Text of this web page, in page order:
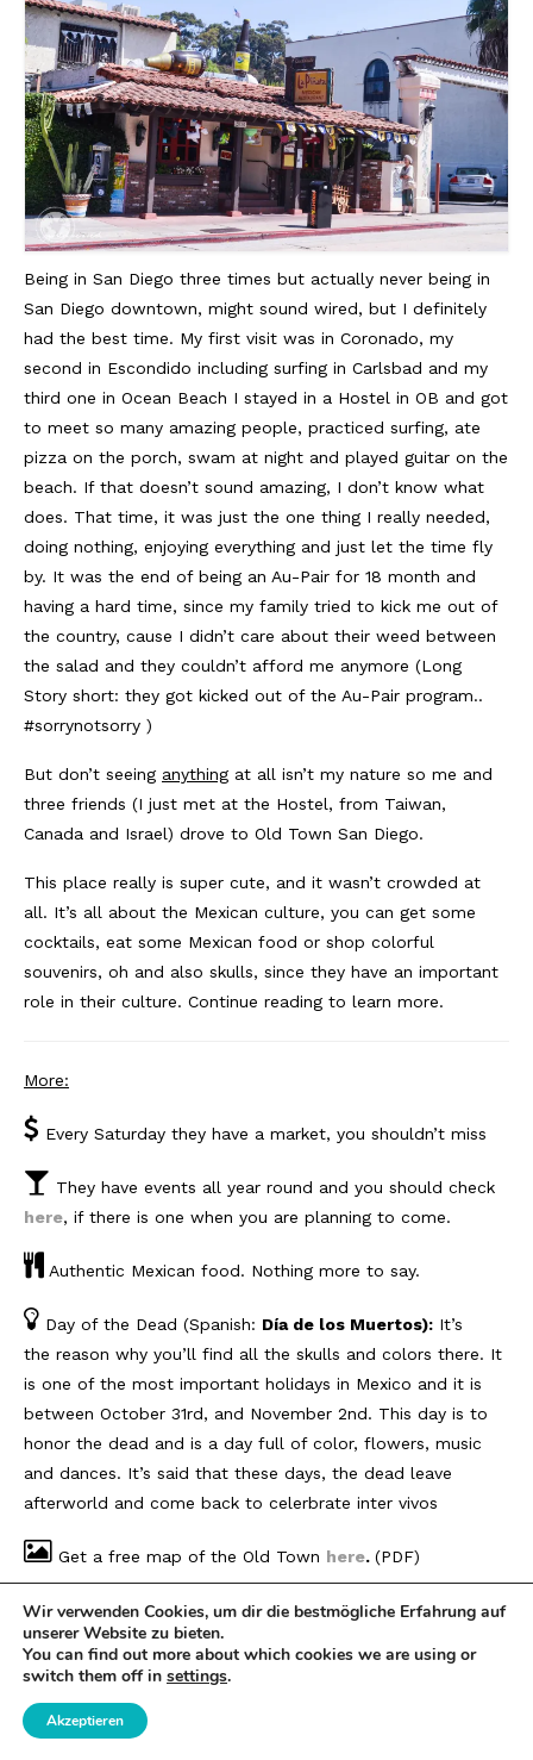
Being in San Diego three times but actually never being in
San Diego downtown, might sound wired, but I definitely
had the best time. My first visit was in Coronado, my
second in Escondido including surfing in Carlsbad and my
third one in Ocean Beach I stayed in a Hostel in OB and got
to meet so many amazing people, practiced surfing, ate
pizza on the porch, swam at night and played guitar on the
beach. If that doesn’t sound amazing, I don’t know what
does. That time, it was just the one thing I really needed,
doing nothing, enjoying everything and just let the time fly
by. It was the end of being an Au-Pair for 18 month and
having a hard time, since my family tried to kick me out of
the country, cause I didn’t care about their weed between
the salad and they couldn’t afford me anymore (Long
Story short: they got kicked out of the Au-Pair program..
#sorrynotsorry )
But don’t seeing anything at all isn’t my nature so me and
three friends (I just met at the Hostel, from Taiwan,
Canada and Israel) drove to Old Town San Diego.
This place really is super cute, and it wasn’t crowded at
all. It’s all about the Mexican culture, you can get some
cocktails, eat some Mexican food or shop colorful
souvenirs, oh and also skulls, since they have an important
role in their culture. Continue reading to learn more.
More:
Every Saturday they have a market, you shouldn’t miss
They have events all year round and you should check
here, if there is one when you are planning to come.
Authentic Mexican food. Nothing more to say.
Day of the Dead (Spanish: Día de los Muertos): It’s
the reason why you’ll find all the skulls and colors there. It
is one of the most important holidays in Mexico and it is
between October 31rd, and November 2nd. This day is to
honor the dead and is a day full of color, flowers, music
and dances. It’s said that these days, the dead leave
afterworld and come back to celerbrate inter vivos
Get a free map of the Old Town here. (PDF)
Get a free guide (restaurants included) here.(PDF)
How to get there:
Car: Take the Old Town Avenue Exit from Interstate 5
Wir verwenden Cookies, um dir die bestmögliche Erfahrung auf
unserer Website zu bieten.
You can find out more about which cookies we are using or
switch them off in settings.
Akzeptieren